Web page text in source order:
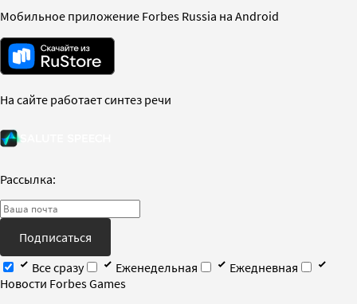
Мобильное приложение Forbes Russia на Android
На сайте работает синтез речи
Рассылка:
Подписаться
Все сразу
Еженедельная
Ежедневная
Новости Forbes Games